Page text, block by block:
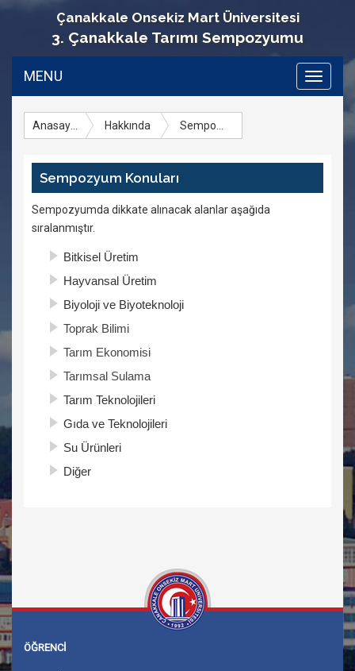
Çanakkale Onsekiz Mart Üniversitesi
3. Çanakkale Tarımı Sempozyumu
MENU
Toggle
Hakkında
Sempozyum Konuları
Sempozyumda dikkate alınacak alanlar aşağıda
sıralanmıştır.
Bitkisel Üretim
Hayvansal Üretim
Biyoloji ve Biyoteknoloji
Toprak Bilimi
Tarım Ekonomisi
Tarımsal Sulama
Tarım Teknolojileri
Gıda ve Teknolojileri
Su Ürünleri
Diğer
ÖĞRENCİ